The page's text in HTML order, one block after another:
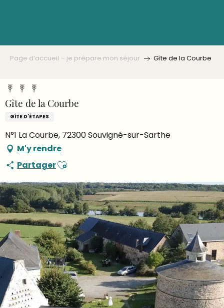
Page d’accueil – je prépare mon séjour Gîte de la Courbe
Gîte de la Courbe
GÎTE D'ÉTAPES
N°1 La Courbe, 72300 Souvigné-sur-Sarthe
M'y rendre
PartagerAjouter aux favoris